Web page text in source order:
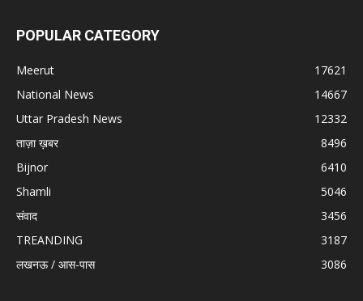
POPULAR CATEGORY
Meerut
17621
National News
14667
Uttar Pradesh News
12332
ताज़ा ख़बर
8496
Bijnor
6410
Shamli
5046
संवाद
3456
TREANDING
3187
लखनऊ / आस-पास
3086